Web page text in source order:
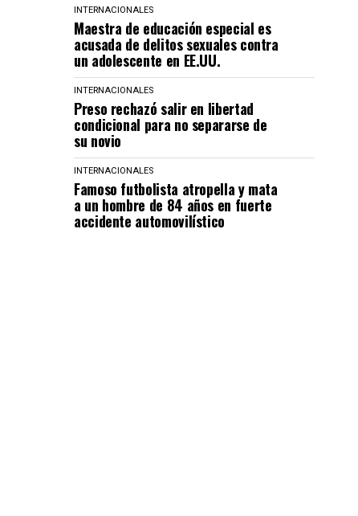
INTERNACIONALES
Maestra de educación especial es
acusada de delitos sexuales contra
un adolescente en EE.UU.
INTERNACIONALES
Preso rechazó salir en libertad
condicional para no separarse de
su novio
INTERNACIONALES
Famoso futbolista atropella y mata
a un hombre de 84 años en fuerte
accidente automovilístico